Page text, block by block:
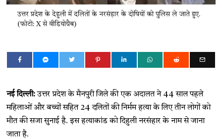
उत्तर प्रदेश के देहुली में दलितों के नरसंहार के दोषियों को पुलिस ले जाते हुए.
(फोटो: X से वीडियोग्रैब)
नई दिल्ली:उत्तर प्रदेश के मैनपुरी जिले की एक अदालत ने 44 साल पहले
महिलाओं और बच्चों सहित 24 दलितों की निर्मम हत्या के लिए तीन लोगों को
मौत की सजा सुनाई है. इस हत्याकांड को दिहुली नरसंहार के नाम से जाना
जाता है.